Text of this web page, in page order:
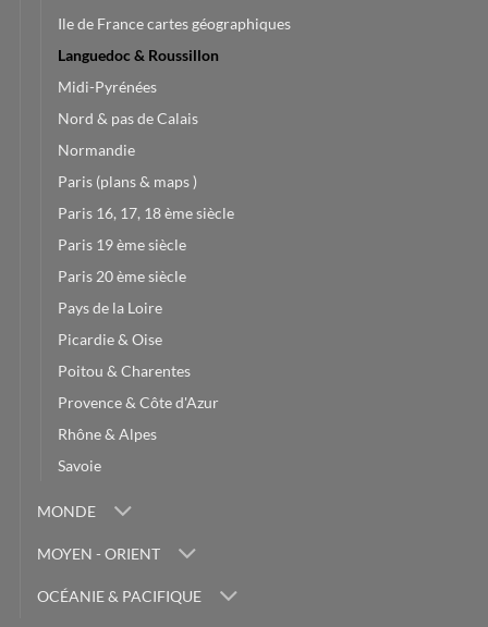
Ile de France cartes géographiques
Languedoc & Roussillon
Midi-Pyrénées
Nord & pas de Calais
Normandie
Paris (plans & maps )
Paris 16, 17, 18 ème siècle
Paris 19 ème siècle
Paris 20 ème siècle
Pays de la Loire
Picardie & Oise
Poitou & Charentes
Provence & Côte d'Azur
Rhône & Alpes
Savoie
MONDE
MOYEN - ORIENT
OCÉANIE & PACIFIQUE